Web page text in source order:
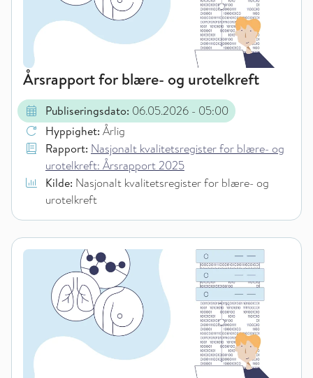
Årsrapport for blære- og urotelkreft
Publiseringsdato: 06.05.2026 - 05:00
Hyppighet: Årlig
Rapport: Nasjonalt kvalitetsregister for blære- og
urotelkreft: Årsrapport 2025
Kilde: Nasjonalt kvalitetsregister for blære- og
urotelkreft